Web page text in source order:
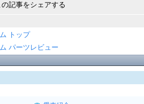
の記事をシェアする
トップ
パーツレビュー